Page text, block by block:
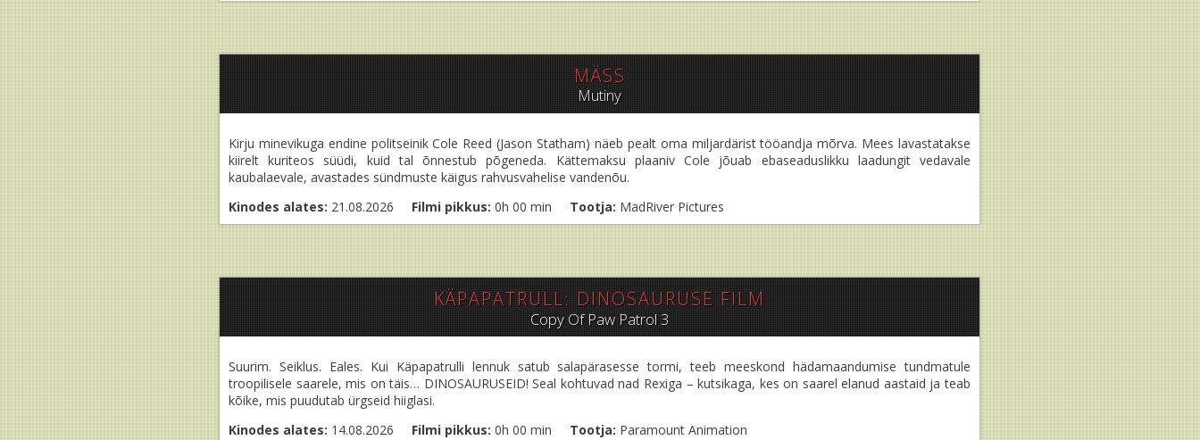
MÄSS
Mutiny
Kirju minevikuga endine politseinik Cole Reed (Jason Statham) näeb pealt oma miljardärist tööandja mõrva. Mees lavastatakse
kiirelt kuriteos süüdi, kuid tal õnnestub põgeneda. Kättemaksu plaaniv Cole jõuab ebaseaduslikku laadungit vedavale
kaubalaevale, avastades sündmuste käigus rahvusvahelise vandenõu.
Kinodes alates: 21.08.2026 Filmi pikkus: 0h 00 min Tootja: MadRiver Pictures
KÄPAPATRULL: DINOSAURUSE FILM
Copy Of Paw Patrol 3
Suurim. Seiklus. Eales. Kui Käpapatrulli lennuk satub salapärasesse tormi, teeb meeskond hädamaandumise tundmatule
troopilisele saarele, mis on täis… DINOSAURUSEID! Seal kohtuvad nad Rexiga – kutsikaga, kes on saarel elanud aastaid ja teab
kõike, mis puudutab ürgseid hiiglasi.
Kinodes alates: 14.08.2026 Filmi pikkus: 0h 00 min Tootja: Paramount Animation